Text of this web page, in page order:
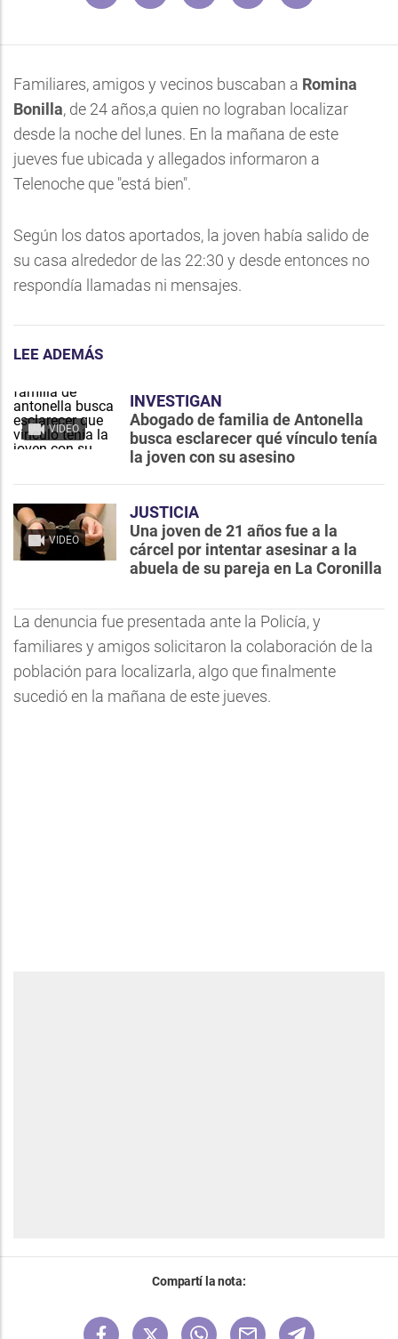
Familiares, amigos y vecinos buscaban a Romina
Bonilla, de 24 años,a quien no lograban localizar
desde la noche del lunes. En la mañana de este
jueves fue ubicada y allegados informaron a
Telenoche que "está bien".
Según los datos aportados, la joven había salido de
su casa alrededor de las 22:30 y desde entonces no
respondía llamadas ni mensajes.
LEE ADEMÁS
VIDEO
INVESTIGAN
Abogado de familia de Antonella
busca esclarecer qué vínculo tenía
la joven con su asesino
VIDEO
JUSTICIA
Una joven de 21 años fue a la
cárcel por intentar asesinar a la
abuela de su pareja en La Coronilla
La denuncia fue presentada ante la Policía, y
familiares y amigos solicitaron la colaboración de la
población para localizarla, algo que finalmente
sucedió en la mañana de este jueves.
Compartí la nota: